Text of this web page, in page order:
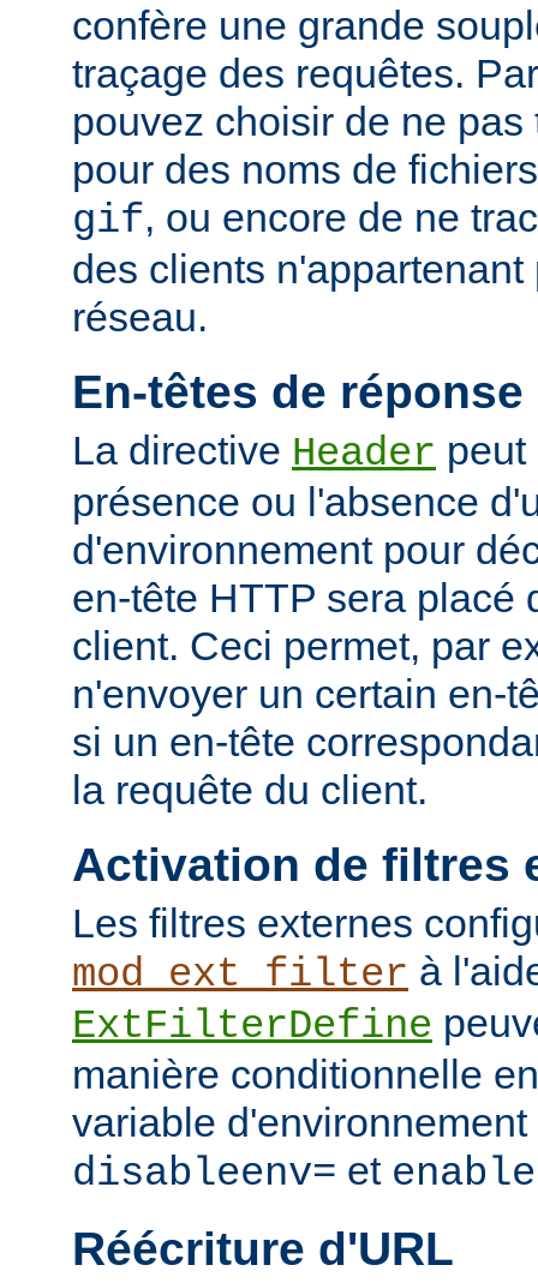
confère une grande
traçage des requêtes.
pouvez choisir de ne
pour des noms de
gif, ou encore de ne
des clients
réseau.
En-têtes de
La directive Header peut
présence ou l'absence
d'environnement pour
en-tête HTTP sera placé
client. Ceci permet, par
n'envoyer un certain en-
si un en-tête
la requête du client.
Activation de filtres
Les filtres externes
mod_ext_filter à
ExtFilterDefine
manière conditionnelle
variable
disableenv= et
Réécriture d'URL